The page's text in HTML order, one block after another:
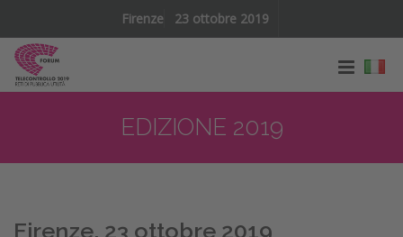
Firenze 23 ottobre 2019
EDIZIONE 2019
Firenze, 23 ottobre 2019